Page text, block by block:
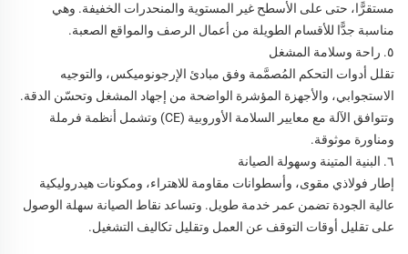
مستقرًّا، حتى على الأسطح غير المستوية والمنحدرات الخفيفة. وهي
مناسبة جدًّا للأقسام الطويلة من أعمال الرصف والمواقع الصعبة.
٥. راحة وسلامة المشغل
تقلل أدوات التحكم المُصمَّمة وفق مبادئ الإرجونوميكس، والتوجيه
الاستجوابي، والأجهزة المؤشرة الواضحة من إجهاد المشغل وتحسّن الدقة.
وتتوافق الآلة مع معايير السلامة الأوروبية (CE) وتشمل أنظمة فرملة
ومناورة موثوقة.
٦. البنية المتينة وسهولة الصيانة
إطار فولاذي مقوى، وأسطوانات مقاومة للاهتراء، ومكونات هيدروليكية
عالية الجودة تضمن عمر خدمة طويل. وتساعد نقاط الصيانة سهلة الوصول
على تقليل أوقات التوقف عن العمل وتقليل تكاليف التشغيل.